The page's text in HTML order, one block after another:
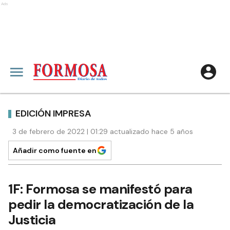
Ads
EDICIÓN IMPRESA
3 de febrero de 2022 | 01:29 actualizado hace 5 años
Añadir como fuente en
1F: Formosa se manifestó para
pedir la democratización de la
Justicia